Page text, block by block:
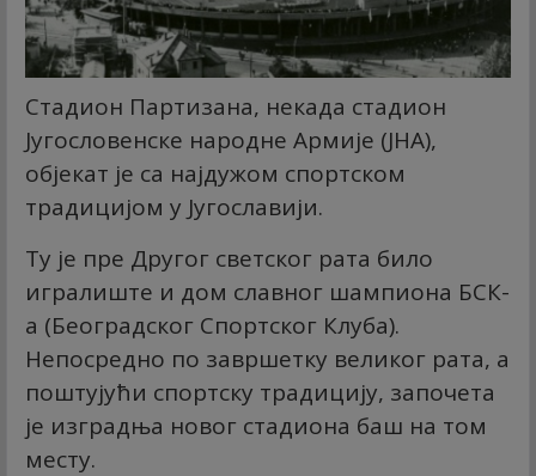
Стадион Партизана, некада стадион
Југословенске народне Армије (ЈНА),
објекат је са најдужом спортском
традицијом у Југославији.
Ту је пре Другог светског рата било
игралиште и дом славног шампиона БСК-
а (Београдског Спортског Клуба).
Непосредно по завршетку великог рата, а
поштујући спортску традицију, започета
је изградња новог стадиона баш на том
месту.